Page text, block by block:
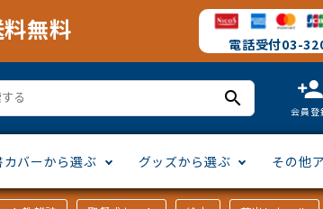
無料 電話受付03-
search person_add
会員登
カバーから選ぶ グッズから選ぶ その他